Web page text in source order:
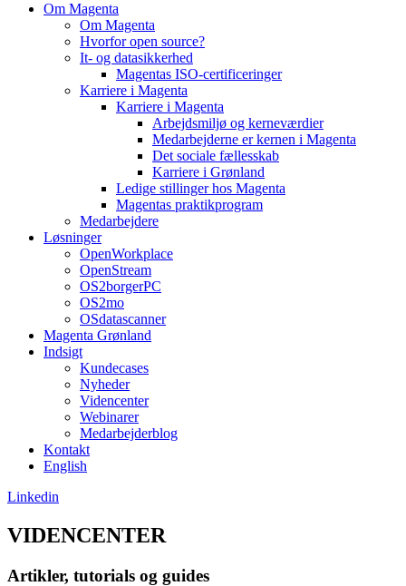
Om Magenta
Om Magenta
Hvorfor open source?
It- og datasikkerhed
Magentas ISO-certificeringer
Karriere i Magenta
Karriere i Magenta
Arbejdsmiljø og kerneværdier
Medarbejderne er kernen i Magenta
Det sociale fællesskab
Karriere i Grønland
Ledige stillinger hos Magenta​
Magentas praktikprogram
Medarbejdere
Løsninger
OpenWorkplace
OpenStream
OS2borgerPC
OS2mo
OSdatascanner
Magenta Grønland
Indsigt
Kundecases
Nyheder
Videncenter
Webinarer
Medarbejderblog
Kontakt
English
Linkedin
VIDENCENTER
Artikler, tutorials og guides